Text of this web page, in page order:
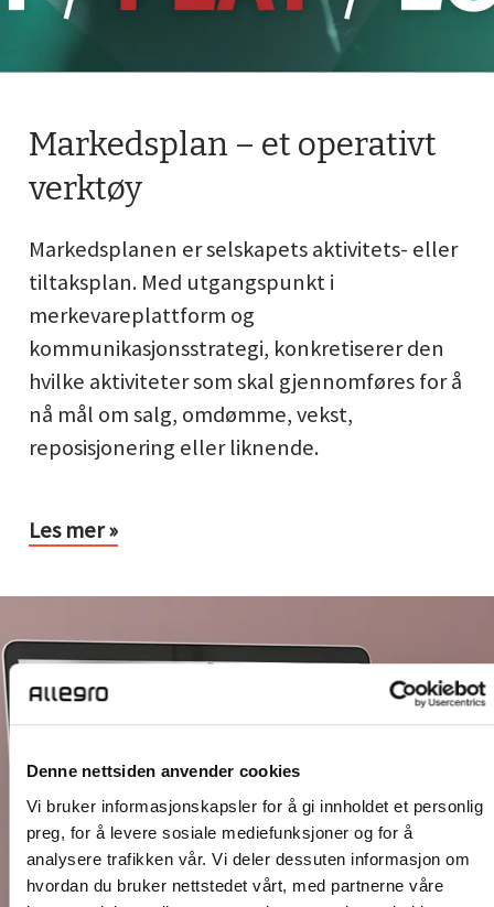
Denne nettsiden anvender cookies
Vi bruker informasjonskapsler for å gi innholdet et personlig
preg, for å levere sosiale mediefunksjoner og for å
analysere trafikken vår. Vi deler dessuten informasjon om
hvordan du bruker nettstedet vårt, med partnerne våre
Markedsplan – et operativt
verktøy
Markedsplanen er selskapets aktivitets- eller
tiltaksplan. Med utgangspunkt i
merkevareplattform og
kommunikasjonsstrategi, konkretiserer den
hvilke aktiviteter som skal gjennomføres for å
nå mål om salg, omdømme, vekst,
reposisjonering eller liknende.
Les mer »